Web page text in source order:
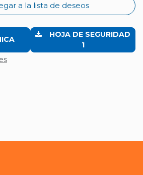
a la lista de deseos
1